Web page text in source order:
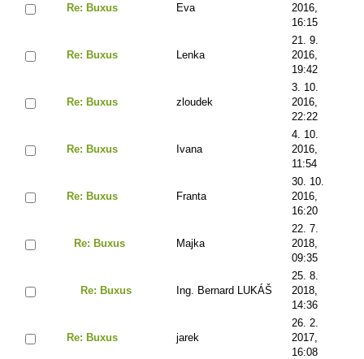
Re: Buxus Eva
2016,
16:15
Re: Buxus Lenka
21. 9.
2016,
19:42
Re: Buxus zloudek
3. 10.
2016,
22:22
Re: Buxus Ivana
4. 10.
2016,
11:54
Re: Buxus Franta
30. 10.
2016,
16:20
Re: Buxus Majka
22. 7.
2018,
09:35
Re: Buxus Ing. Bernard LUKÁŠ
25. 8.
2018,
14:36
Re: Buxus jarek
26. 2.
2017,
16:08